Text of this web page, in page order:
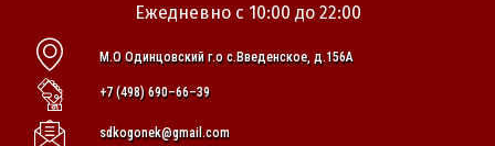
Ежедневно с 10:00 до 22:00
М.О Одинцовский г.о с.Введенское, д.156А
+7 (498) 690–66–39
sdkogonek@gmail.com